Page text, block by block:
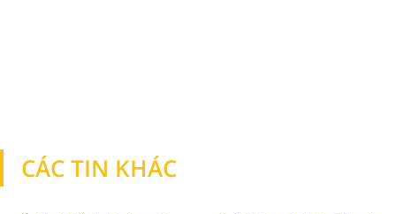
CÁC TIN KHÁC